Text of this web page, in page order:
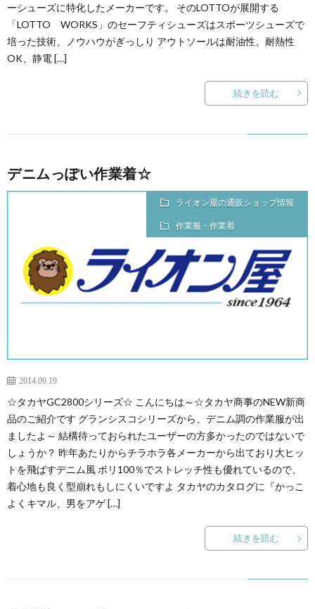
ーシューズに特化したメーカーです。 そのLOTTOが展開する
「LOTTO WORKS」のセーフティシューズはスポーツシューズで
培った技術、ノウハウがぎっしり アウトソールは耐油性、耐熱性
OK、静電 […]
続きを読む
デニムっぽい作業着☆
ライオン屋の通販ショップ情報
作業服・作業着
2014.09.19
☆タカヤGC2800シリーズ☆ こんにちは～☆タカヤ商事のNEW新商
品のご紹介です グランシスコシリーズから、デニム調の作業服が出
ましたよ～ 結構待っておられたユーザーの方多かったのではないで
しょうか？ 昨年あたりからチラホラ各メーカーから出ており大ヒッ
トを飛ばすデニム風 ポリ100％でストレッチ性も優れているので、
着心地も良く型崩れもしにくいですよ タカヤのカタログに『かっこ
よくキマル、男をアゲ […]
続きを読む